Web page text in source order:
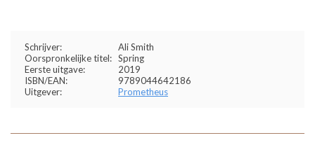
Schrijver:
Ali Smith
Oorspronkelijke titel: Spring
Eerste uitgave:
2019
ISBN/EAN:
9789044642186
Uitgever:
Prometheus